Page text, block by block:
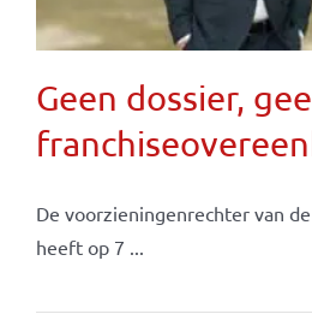
Geen dossier,
De voorzieningenrechter van
heeft op 7 ...